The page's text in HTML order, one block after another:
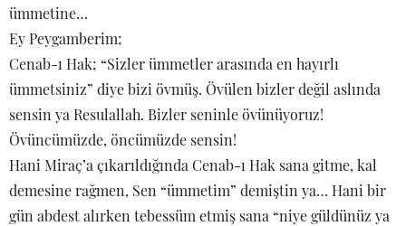
ümmetine…
Ey Peygamberim;
Cenab-ı Hak; “Sizler ümmetler arasında en hayırlı
ümmetsiniz” diye bizi övmüş. Övülen bizler değil aslında
sensin ya Resulallah. Bizler seninle övünüyoruz!
Övüncümüzde, öncümüzde sensin!
Hani Miraç’a çıkarıldığında Cenab-ı Hak sana gitme, kal
demesine rağmen, Sen “ümmetim” demiştin ya… Hani bir
gün abdest alırken tebessüm etmiş sana “niye güldünüz ya